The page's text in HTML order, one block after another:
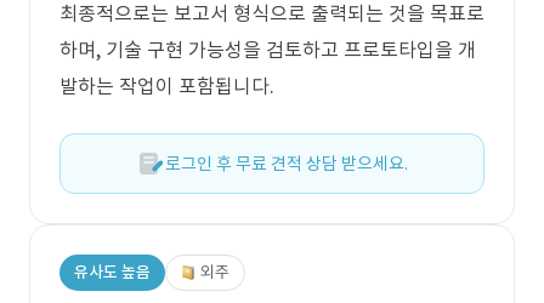
최종적으로는 보고서 형식으로 출력되는 것을 목표로
하며, 기술 구현 가능성을 검토하고 프로토타입을 개
발하는 작업이 포함됩니다.
로그인 후 무료 견적 상담 받으세요.
유사도 높음 외주